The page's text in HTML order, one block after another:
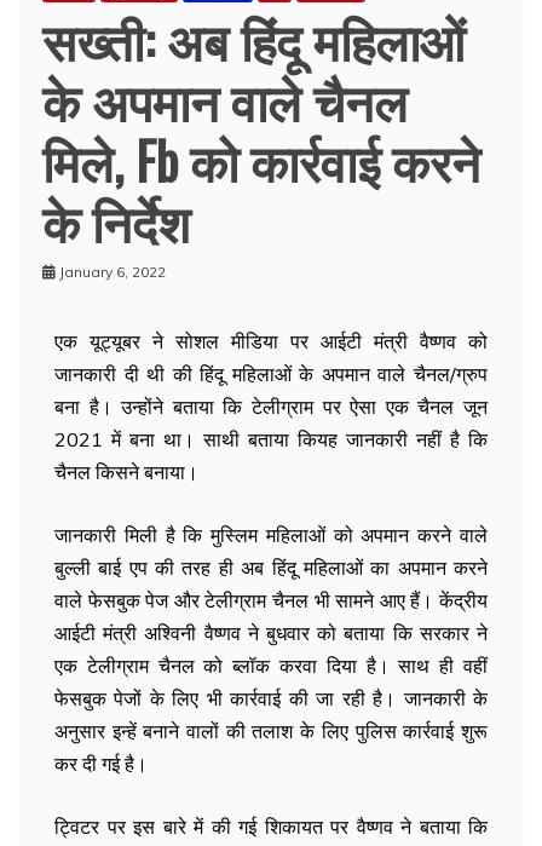
सख्ती: अब हिंदू महिलाओं
के अपमान वाले चैनल
मिले, Fb को कार्रवाई करने
के निर्देश
January 6, 2022
एक यूट्यूबर ने सोशल मीडिया पर आईटी मंत्री वैष्णव को
जानकारी दी थी की हिंदू महिलाओं के अपमान वाले चैनल/ग्रुप
बना है। उन्होंने बताया कि टेलीग्राम पर ऐसा एक चैनल जून
2021 में बना था। साथी बताया कियह जानकारी नहीं है कि
चैनल किसने बनाया।
जानकारी मिली है कि मुस्लिम महिलाओं को अपमान करने वाले
बुल्ली बाई एप की तरह ही अब हिंदू महिलाओं का अपमान करने
वाले फेसबुक पेज और टेलीग्राम चैनल भी सामने आए हैं। केंद्रीय
आईटी मंत्री अश्विनी वैष्णव ने बुधवार को बताया कि सरकार ने
एक टेलीग्राम चैनल को ब्लॉक करवा दिया है। साथ ही वहीं
फेसबुक पेजों के लिए भी कार्रवाई की जा रही है। जानकारी के
अनुसार इन्हें बनाने वालों की तलाश के लिए पुलिस कार्रवाई शुरू
कर दी गई है।
ट्विटर पर इस बारे में की गई शिकायत पर वैष्णव ने बताया कि